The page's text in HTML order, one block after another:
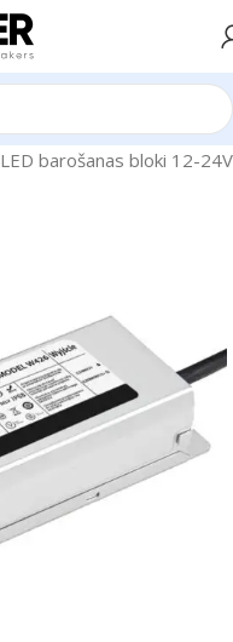
LED barošanas bloki 12-24V